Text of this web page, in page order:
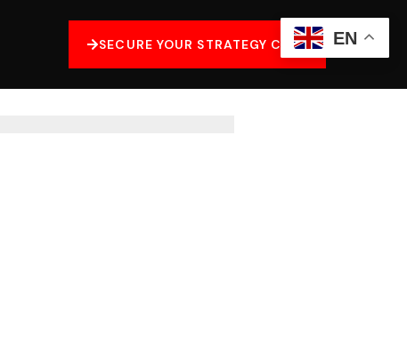
SECURE YOUR STRATEGY CALL EN